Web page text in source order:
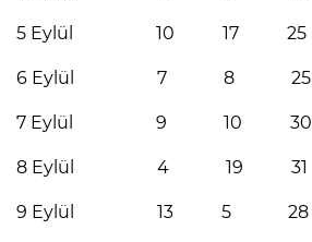
5 Eylül 10 17 25
6 Eylül 7 8 25
7 Eylül 9 10 30
8 Eylül 4 19 31
9 Eylül 13 5 28